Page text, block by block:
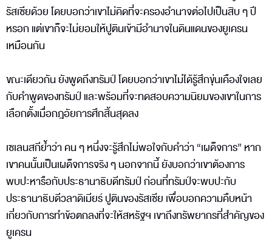
รัสเซียด้วย โดยบอกว่าเขาไม่คิดที่จะครองอำนาจต่อไปเป็นสิบ ๆ ปี
หรอก แต่เขาก็จะไม่ยอมให้ปูตินเข้ามีอำนาจในดินแดนของยูเครน
เหมือนกัน
ขณะเดียวกัน ยังพูดถึงทรัมป์ โดยบอกว่าเขาไม่ได้รู้สึกขุ่นเคืองใจเลย
กับคำพูดของทรัมป์ และพร้อมที่จะทดสอบความนิยมของเขาในการ
เลือกตั้งเมื่อกฎอัยการศึกสิ้นสุดลง
เซเลนสกีย้ำว่า คน ๆ หนึ่งจะรู้สึกไม่พอใจกับคำว่า “เผด็จการ” หาก
เขาคนนั้นเป็นเผด็จการจริง ๆ นอกจากนี้ ยังบอกว่าเขาต้องการ
พบปะหารือกับประธานาธิบดีทรัมป์ ก่อนที่ทรัมป์จะพบปะกับ
ประธานาธิบดีวลาดิเมียร์ ปูตินของรัสเซีย เพื่อบอกความคืบหน้า
เกี่ยวกับการทำข้อตกลงที่จะให้สหรัฐฯ เขาถึงทรัพยากรที่สำคัญของ
ยูเครน